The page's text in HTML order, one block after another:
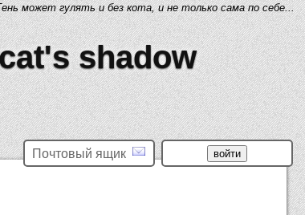
может гулять и без кота, и не только сама по себе...
shadow
Почтовый ящик